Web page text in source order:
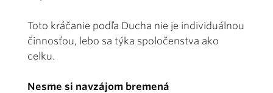
Toto kráčanie podľa Ducha nie je individuálnou
činnosťou, lebo sa týka spoločenstva ako
celku.
Nesme si navzájom bremená